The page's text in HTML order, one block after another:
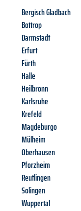
Bergisch Gladbach
Bottrop
Darmstadt
Erfurt
Fürth
Halle
Heilbronn
Karlsruhe
Krefeld
Magdeburgo
Mülheim
Oberhausen
Pforzheim
Reutlingen
Solingen
Wuppertal